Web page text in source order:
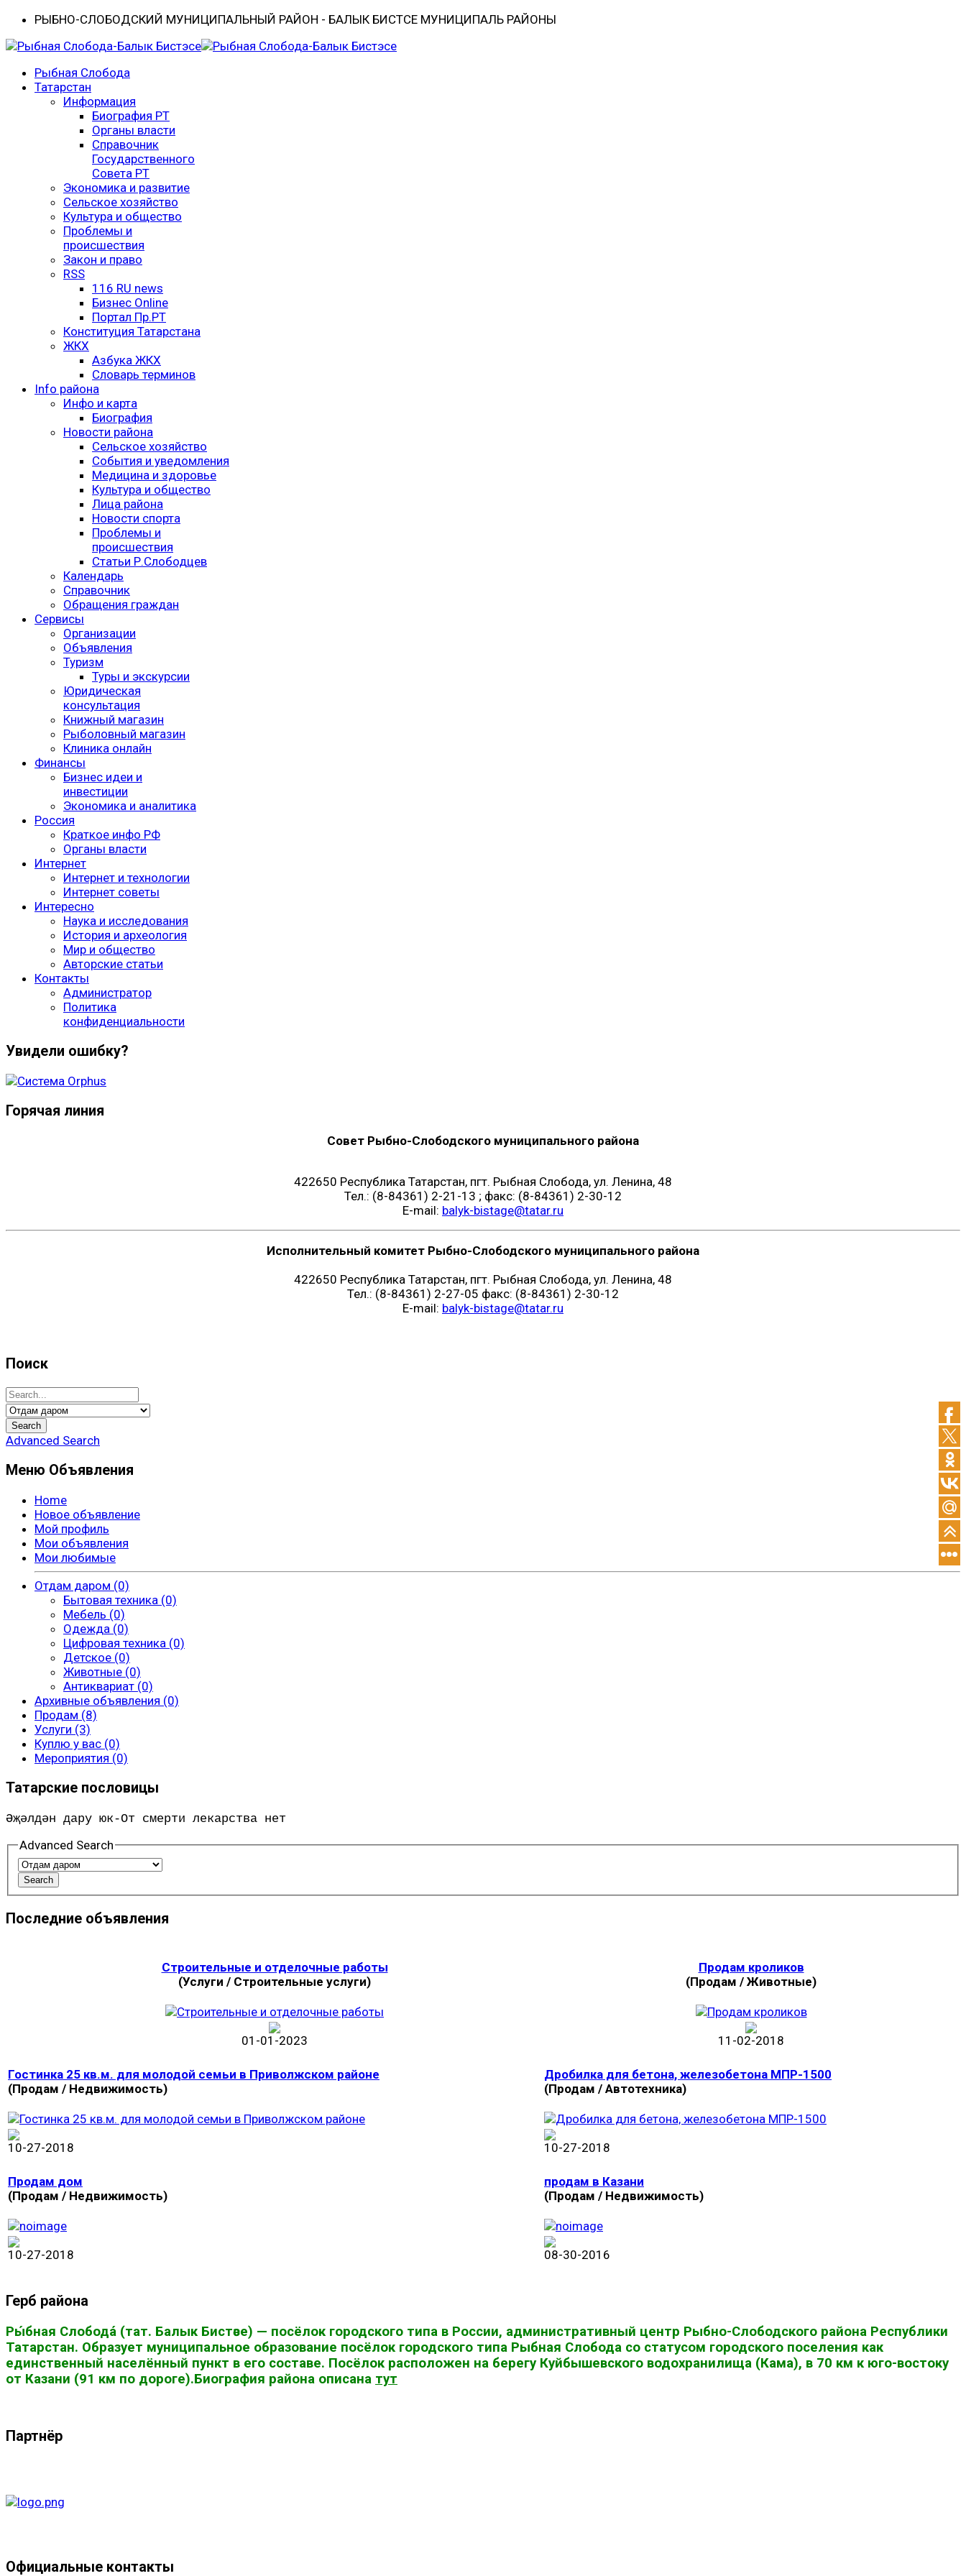
РЫБНО-CЛОБОДСКИЙ МУНИЦИПАЛЬНЫЙ РАЙОН - БАЛЫК БИСТӘСЕ МУНИЦИПАЛЬ РАЙОНЫ
Рыбная Слобода
Татарстан
Информация
Биография РТ
Органы власти
Справочник
Государственного
Совета РТ
Экономика и развитие
Сельское хозяйство
Культура и общество
Проблемы и
происшествия
Закон и право
RSS
116 RU news
Бизнес Online
Портал Пр.РТ
Конституция Татарстана
ЖКХ
Азбука ЖКХ
Словарь терминов
Info района
Инфо и карта
Биография
Новости района
Сельское хозяйство
События и уведомления
Медицина и здоровье
Культура и общество
Лица района
Новости спорта
Проблемы и
происшествия
Статьи Р.Слободцев
Календарь
Справочник
Обращения граждан
Сервисы
Организации
Объявления
Туризм
Туры и экскурсии
Юридическая
консультация
Книжный магазин
Рыболовный магазин
Клиника онлайн
Финансы
Бизнес идеи и
инвестиции
Экономика и аналитика
Россия
Краткое инфо РФ
Органы власти
Интернет
Интернет и технологии
Интернет советы
Интересно
Наука и исследования
История и археология
Мир и общество
Авторские статьи
Контакты
Администратор
Политика
конфиденциальности
Увидели ошибку?
Горячая линия
Совет Рыбно-Слободского муниципального района
422650 Республика Татарстан, пгт. Рыбная Слобода, ул. Ленина, 48
Тел.: (8-84361) 2-21-13 ; факс: (8-84361) 2-30-12
E-mail: balyk-bistage@tatar.ru
Исполнительный комитет Рыбно-Слободского муниципального района
422650 Республика Татарстан, пгт. Рыбная Слобода, ул. Ленина, 48
Тел.: (8-84361) 2-27-05 факс: (8-84361) 2-30-12
E-mail: balyk-bistage@tatar.ru
Поиск
Advanced Search
Меню Объявления
Home
Новое объявление
Мой профиль
Мои объявления
Мои любимые
Отдам даром (0)
Бытовая техника (0)
Мебель (0)
Одежда (0)
Цифровая техника (0)
Детское (0)
Животные (0)
Антиквариат (0)
Архивные объявления (0)
Продам (8)
Услуги (3)
Куплю у вас (0)
Мероприятия (0)
Татарские пословицы
Әҗәлдән дару юк-От смерти лекарства нет
Advanced Search
Последние объявления
Строительные и отделочные работы
(Услуги / Строительные услуги)
01-01-2023
Продам кроликов
(Продам / Животные)
11-02-2018
Гостинка 25 кв.м. для молодой семьи в Приволжском районе
(Продам / Недвижимость)
10-27-2018
Дробилка для бетона, железобетона МПР-1500
(Продам / Автотехника)
10-27-2018
Продам дом
(Продам / Недвижимость)
10-27-2018
продам в Казани
(Продам / Недвижимость)
08-30-2016
Герб района
Ры́бная Слобода́ (тат. Балык Бистәсе) — посёлок городского типа в России, административный центр Рыбно-Слободского района Республики
Татарстан. Образует муниципальное образование посёлок городского типа Рыбная Слобода со статусом городского поселения как
единственный населённый пункт в его составе. Посёлок расположен на берегу Куйбышевского водохранилища (Кама), в 70 км к юго-востоку
от Казани (91 км по дороге).Биография района описана тут
Партнёр
Официальные контакты